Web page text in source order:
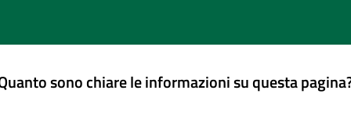
sono chiare le informazioni su questa